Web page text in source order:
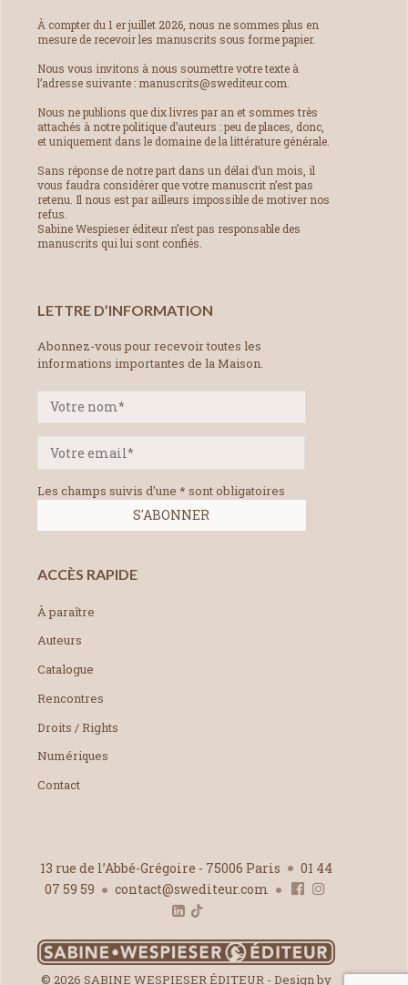
À compter du 1 er juillet 2026, nous ne sommes plus en
mesure de recevoir les manuscrits sous forme papier.
Nous vous invitons à nous soumettre votre texte à
l’adresse suivante : manuscrits@swediteur.com.
Nous ne publions que dix livres par an et sommes très
attachés à notre politique d’auteurs : peu de places, donc,
et uniquement dans le domaine de la littérature générale.
Sans réponse de notre part dans un délai d’un mois, il
vous faudra considérer que votre manuscrit n’est pas
retenu. Il nous est par ailleurs impossible de motiver nos
refus.
Sabine Wespieser éditeur n’est pas responsable des
manuscrits qui lui sont confiés.
LETTRE D’INFORMATION
Abonnez-vous pour recevoir toutes les
informations importantes de la Maison.
Les champs suivis d'une * sont obligatoires
ACCÈS RAPIDE
À paraître
Auteurs
Catalogue
Rencontres
Droits / Rights
Numériques
Contact
13 rue de l’Abbé-Grégoire - 75006 Paris
01 44
07 59 59
contact@swediteur.com
© 2026 SABINE WESPIESER ÉDITEUR - Design by